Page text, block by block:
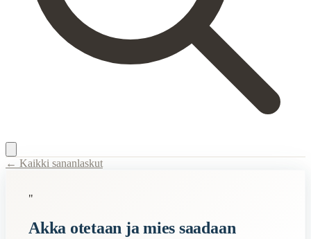
Description:Tämä sanonta viittaa perinteiseen näkemykseen
← Kaikki sananlaskut
"
Akka otetaan ja mies saadaan